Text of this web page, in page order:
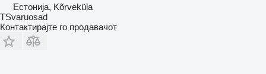
Естонија, Kõrveküla
TSvaruosad
Контактирајте го продавачот